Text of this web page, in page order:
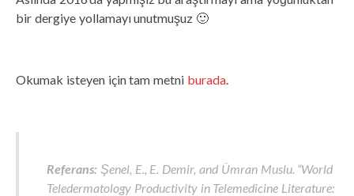
bir dergiye yollamayı unutmuşuz 🙂
Okumak isteyen için tam metni burada.
Referans: Şenel, E., E. Demir, and Ümran Muslu. “World
Teledermatology Productivity in Telemedicine Literature: